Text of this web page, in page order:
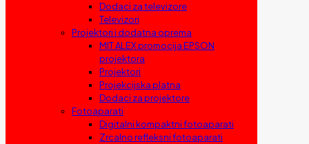
Dodaci za televizore
Televizori
Projektori i dodatna oprema
MIT ALEX promocija EPSON
projektora
Projektori
Projekcijska platna
Dodaci za projektore
Fotoaparati
Digitalni kompaktni fotoaparati
Zrcalno refleksni fotoaparati